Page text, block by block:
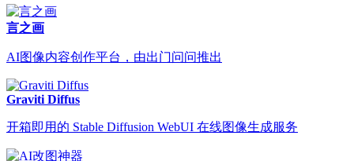
言之画
AI图像内容创作平台，由出门问问推出
Graviti Diffus
开箱即用的 Stable Diffusion WebUI 在线图像生成服务